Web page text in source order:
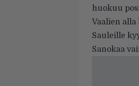
huokuu
Vaalien
Sauleille
Sanokaa